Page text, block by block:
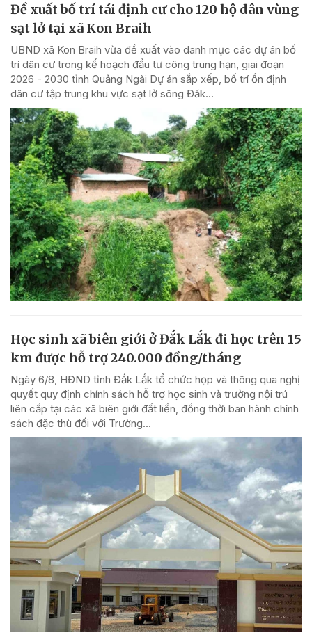
Đề xuất bố trí tái định cư cho 120 hộ dân vùng
sạt lở tại xã Kon Braih
UBND xã Kon Braih vừa đề xuất vào danh mục các dự án bố
trí dân cư trong kế hoạch đầu tư công trung hạn, giai đoạn
2026 - 2030 tỉnh Quảng Ngãi Dự án sắp xếp, bố trí ổn định
dân cư tập trung khu vực sạt lở sông Đăk...
Học sinh xã biên giới ở Đắk Lắk đi học trên 15
km được hỗ trợ 240.000 đồng/tháng
Ngày 6/8, HĐND tỉnh Đắk Lắk tổ chức họp và thông qua nghị
quyết quy định chính sách hỗ trợ học sinh và trường nội trú
liên cấp tại các xã biên giới đất liền, đồng thời ban hành chính
sách đặc thù đối với Trường...